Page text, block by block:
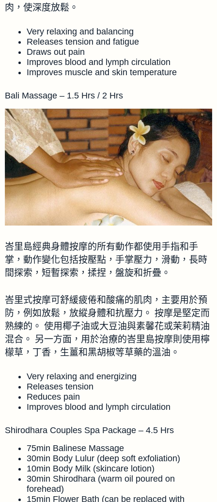
肉，使深度放鬆。
Very relaxing and balancing
Releases tension and fatigue
Draws out pain
Improves blood and lymph circulation
Improves muscle and skin temperature
Bali Massage – 1.5 Hrs / 2 Hrs
峇里島經典身體按摩的所有動作都使用手指和手
掌，動作變化包括按壓點，手掌壓力，滑動，長時
間探索，短暫探索，揉捏，盤旋和折疊。
峇里式按摩可舒緩疲倦和酸痛的肌肉，主要用於預
防，例如放鬆，放縱身體和抗壓力。 按摩是堅定而
熟練的。 使用椰子油或大豆油與素馨花或茉莉精油
混合。 另一方面，用於治療的峇里島按摩則使用檸
檬草，丁香，生薑和黑胡椒等草藥的溫油。
Very relaxing and energizing
Releases tension
Reduces pain
Improves blood and lymph circulation
Shirodhara Couples Spa Package – 4.5 Hrs
75min Balinese Massage
30min Body Lulur (deep soft exfoliation)
10min Body Milk (skincare lotion)
30min Shirodhara (warm oil poured on
forehead)
15min Flower Bath (can be replaced with